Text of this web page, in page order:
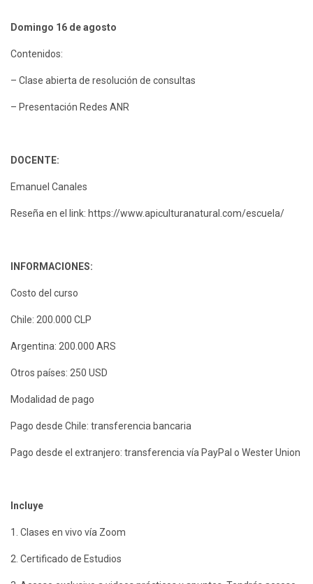
Domingo 16 de agosto
Contenidos:
– Clase abierta de resolución de consultas
– Presentación Redes ANR
DOCENTE:
Emanuel Canales
Reseña en el link: https://www.apiculturanatural.com/escuela/
INFORMACIONES:
Costo del curso
Chile: 200.000 CLP
Argentina: 200.000 ARS
Otros países: 250 USD
Modalidad de pago
Pago desde Chile: transferencia bancaria
Pago desde el extranjero: transferencia vía PayPal o Wester Union
Incluye
1. Clases en vivo vía Zoom
2. Certificado de Estudios